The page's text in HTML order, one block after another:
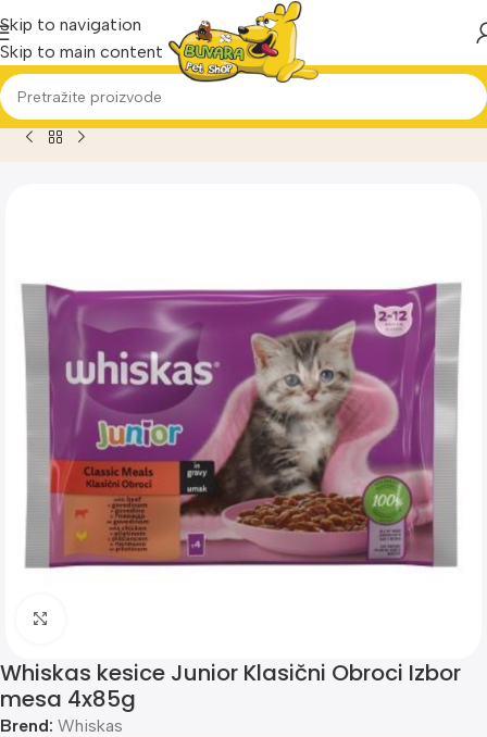
Skip to navigation
Skip to main content
Home Proizvod Whiskas kesice Junior Klasični Obroci
Whiskas kesice Junior Klasični Obroci Izbor
mesa 4x85g
Brend: Whiskas